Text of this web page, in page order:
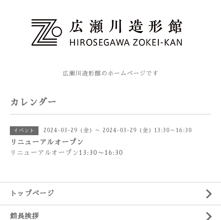
広瀬川造形館のホームページです
カレンダー
イベント 2024-03-29 (金) ～ 2024-03-29 (金) 13:30～16:30
リニューアルオープン
リニューアルオープン13:30〜16:30
トップページ
館長挨拶